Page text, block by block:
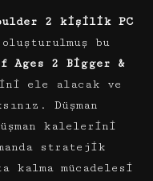
2 kişilik PC
bu
Ages 2 Bigger &
ele alacak ve
Düşman
kalelerini
stratejik
kalma mücadelesi